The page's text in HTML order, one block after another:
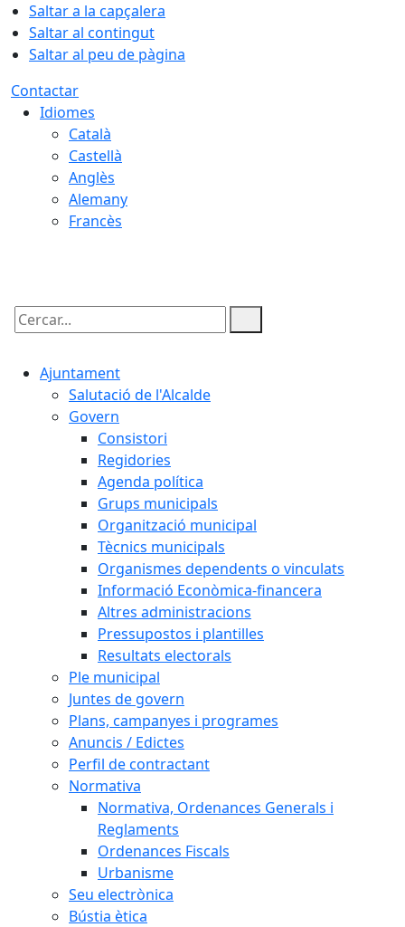
Saltar a la capçalera
Saltar al contingut
Saltar al peu de pàgina
Contactar
Idiomes
Català
Castellà
Anglès
Alemany
Francès
Cercar:
Ajuntament
Salutació de l'Alcalde
Govern
Consistori
Regidories
Agenda política
Grups municipals
Organització municipal
Tècnics municipals
Organismes dependents o vinculats
Informació Econòmica-financera
Altres administracions
Pressupostos i plantilles
Resultats electorals
Ple municipal
Juntes de govern
Plans, campanyes i programes
Anuncis / Edictes
Perfil de contractant
Normativa
Normativa, Ordenances Generals i
Reglaments
Ordenances Fiscals
Urbanisme
Seu electrònica
Bústia ètica